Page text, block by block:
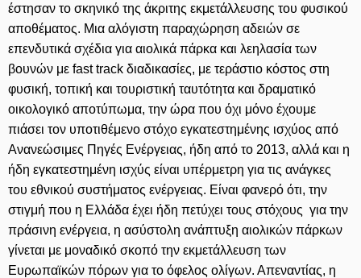
έστησαν το σκηνικό της άκριτης εκμετάλλευσης του φυσικού
αποθέματος. Μια αλόγιστη παραχώρηση αδειών σε
επενδυτικά σχέδια για αιολικά πάρκα και λεηλασία των
βουνών με fast track διαδικασίες, με τεράστιο κόστος στη
φυσική, τοπική και τουριστική ταυτότητα και δραματικό
οικολογικό αποτύπωμα, την ώρα που όχι μόνο έχουμε
πιάσει τον υποτιθέμενο στόχο εγκατεστημένης ισχύος από
Ανανεώσιμες Πηγές Ενέργειας, ήδη από το 2013, αλλά και η
ήδη εγκατεστημένη ισχύς είναι υπέρμετρη για τις ανάγκες
του εθνικού συστήματος ενέργειας. Είναι φανερό ότι, την
στιγμή που η Ελλάδα έχει ήδη πετύχει τους στόχους για την
πράσινη ενέργεια, η ασύστολη ανάπτυξη αιολικών πάρκων
γίνεται με μοναδικό σκοπό την εκμετάλλευση των
Ευρωπαϊκών πόρων για το όφελος ολίγων. Απεναντίας, η